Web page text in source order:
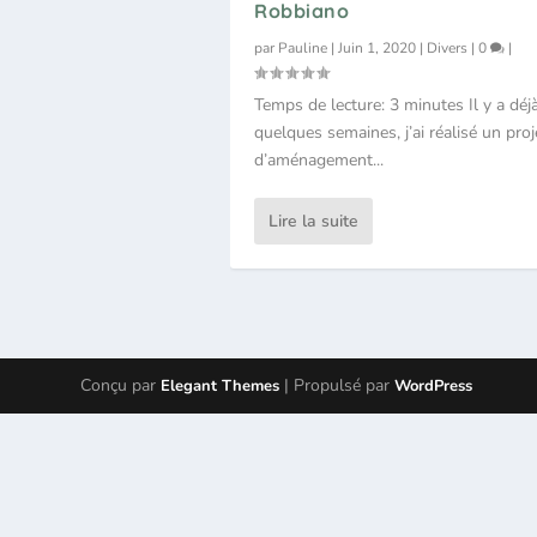
Robbiano
par Pauline | Juin 1, 2020 | Divers | 0 |
Temps de lecture: 3 minutes Il y a
quelques semaines, j’ai réalisé un
d’aménagement...
Lire la suite
Conçu par Elegant Themes | Propulsé parWordPress